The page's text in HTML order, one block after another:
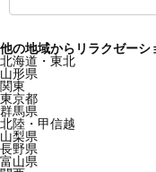
他の地域からリラクゼーシ
北海道・東北
山形県
関東
東京都
群馬県
北陸・甲信越
山梨県
長野県
富山県